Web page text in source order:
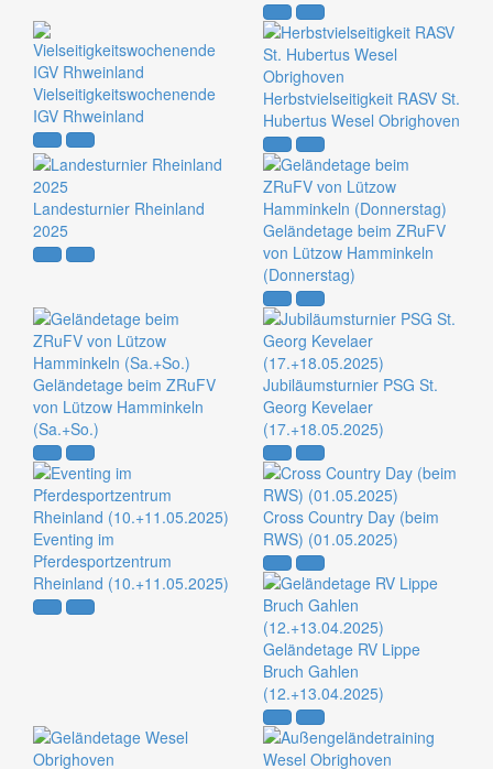
Vielseitigkeitswochenende
IGV Rhweinland
Herbstvielseitigkeit RASV St.
Hubertus Wesel Obrighoven
Landesturnier Rheinland
2025
Geländetage beim ZRuFV
von Lützow Hamminkeln
(Donnerstag)
Geländetage beim ZRuFV
von Lützow Hamminkeln
(Sa.+So.)
Jubiläumsturnier PSG St.
Georg Kevelaer
(17.+18.05.2025)
Eventing im
Pferdesportzentrum
Rheinland (10.+11.05.2025)
Cross Country Day (beim
RWS) (01.05.2025)
Geländetage RV Lippe
Bruch Gahlen
(12.+13.04.2025)